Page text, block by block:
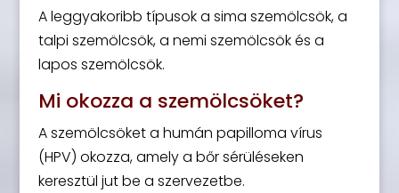
A leggyakoribb típusok a sima szemölcsök, a
talpi szemölcsök, a nemi szemölcsök és a
lapos szemölcsök.
Mi okozza a szemölcsöket?
A szemölcsöket a humán papilloma vírus
(HPV) okozza, amely a bőr sérüléseken
keresztül jut be a szervezetbe.